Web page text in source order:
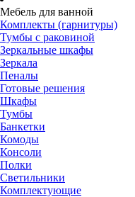
Мебель для ванной
Комплекты (гарнитуры)
Тумбы с раковиной
Зеркальные шкафы
Зеркала
Пеналы
Готовые решения
Шкафы
Тумбы
Банкетки
Комоды
Консоли
Полки
Светильники
Комплектующие